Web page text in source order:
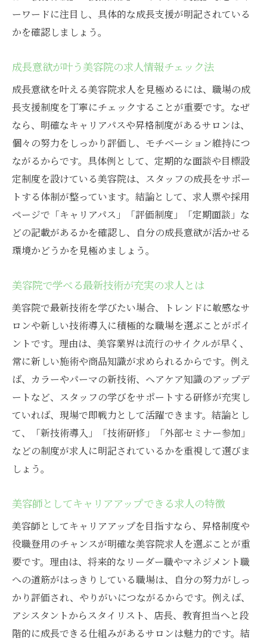
ーワードに注目し、具体的な成長支援が明記されている
かを確認しましょう。
成長意欲が叶う美容院の求人情報チェック法
成長意欲を叶える美容院求人を見極めるには、職場の成
長支援制度を丁寧にチェックすることが重要です。なぜ
なら、明確なキャリアパスや昇格制度があるサロンは、
個々の努力をしっかり評価し、モチベーション維持につ
ながるからです。具体例として、定期的な面談や目標設
定制度を設けている美容院は、スタッフの成長をサポー
トする体制が整っています。結論として、求人票や採用
ページで「キャリアパス」「評価制度」「定期面談」な
どの記載があるかを確認し、自分の成長意欲が活かせる
環境かどうかを見極めましょう。
美容院で学べる最新技術が充実の求人とは
美容院で最新技術を学びたい場合、トレンドに敏感なサ
ロンや新しい技術導入に積極的な職場を選ぶことがポイ
ントです。理由は、美容業界は流行のサイクルが早く、
常に新しい施術や商品知識が求められるからです。例え
ば、カラーやパーマの新技術、ヘアケア知識のアップデ
ートなど、スタッフの学びをサポートする研修が充実し
ていれば、現場で即戦力として活躍できます。結論とし
て、「新技術導入」「技術研修」「外部セミナー参加」
などの制度が求人に明記されているかを重視して選びま
しょう。
美容師としてキャリアアップできる求人の特徴
美容師としてキャリアアップを目指すなら、昇格制度や
役職登用のチャンスが明確な美容院求人を選ぶことが重
要です。理由は、将来的なリーダー職やマネジメント職
への道筋がはっきりしている職場は、自分の努力がしっ
かり評価され、やりがいにつながるからです。例えば、
アシスタントからスタイリスト、店長、教育担当へと段
階的に成長できる仕組みがあるサロンは魅力的です。結